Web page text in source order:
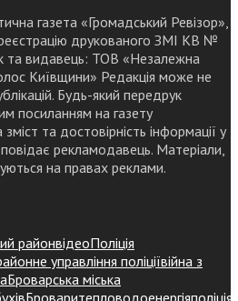
газета «Громадський Ревізор»,
друкованого ЗМІ КВ №
та видавець: ТОВ «Незалежна
Київщини» Редакція може не
Будь-який передрук
посиланням на газету
та достовірність інформації у
рекламодавець. Матеріали,
на правах реклами.
районвідеоПоліція
управління поліціївійна з
Броварська міська
Броваритепловодоенергіяполіція